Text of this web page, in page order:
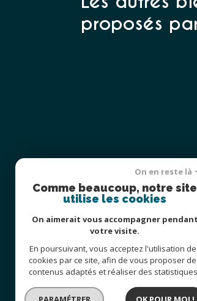
proposés
HUMAN IMMOBILIER
0677954882
carcassonne@human-
66 RUE ANTOINE MARTY HUMAN
On en reste là
Comme beaucoup, notre site
utilise les cookies
On aimerait vous accompagner pendant
votre visite.
En poursuivant, vous acceptez l'utilisation
cookies par ce site, afin de vous proposer
contenus adaptés et réaliser des